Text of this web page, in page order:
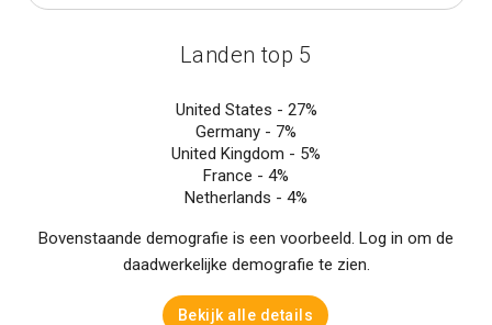
Landen top 5
United States - 27%
Germany - 7%
United Kingdom - 5%
France - 4%
Netherlands - 4%
Bovenstaande demografie is een voorbeeld. Log in om de
daadwerkelijke demografie te zien.
Bekijk alle details